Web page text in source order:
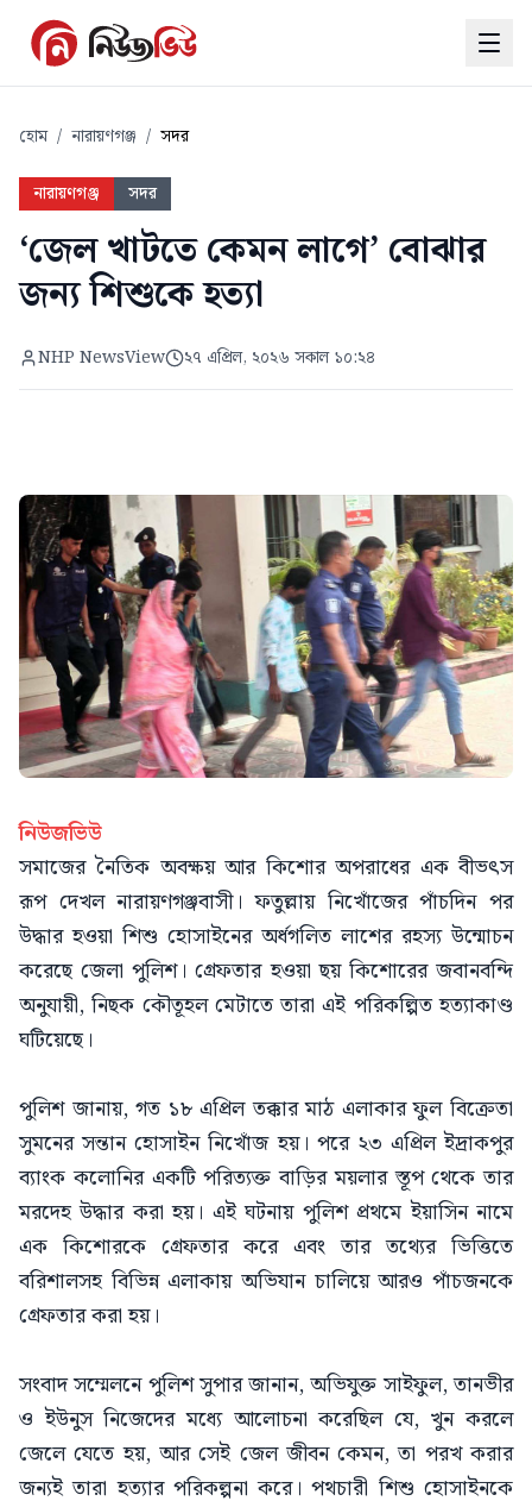
হোম / নারায়ণগঞ্জ / সদর
নারায়ণগঞ্জ সদর
‘জেল খাটতে কেমন লাগে’ বোঝার
জন্য শিশুকে হত্যা
NHP NewsView ২৭ এপ্রিল, ২০২৬ সকাল ১০:২৪
নিউজভিউ
সমাজের নৈতিক অবক্ষয় আর কিশোর অপরাধের এক বীভৎস
রূপ দেখল নারায়ণগঞ্জবাসী। ফতুল্লায় নিখোঁজের পাঁচদিন পর
উদ্ধার হওয়া শিশু হোসাইনের অর্ধগলিত লাশের রহস্য উন্মোচন
করেছে জেলা পুলিশ। গ্রেফতার হওয়া ছয় কিশোরের জবানবন্দি
অনুযায়ী, নিছক কৌতূহল মেটাতে তারা এই পরিকল্পিত হত্যাকাণ্ড
ঘটিয়েছে।
পুলিশ জানায়, গত ১৮ এপ্রিল তক্কার মাঠ এলাকার ফুল বিক্রেতা
সুমনের সন্তান হোসাইন নিখোঁজ হয়। পরে ২৩ এপ্রিল ইদ্রাকপুর
ব্যাংক কলোনির একটি পরিত্যক্ত বাড়ির ময়লার স্তূপ থেকে তার
মরদেহ উদ্ধার করা হয়। এই ঘটনায় পুলিশ প্রথমে ইয়াসিন নামে
এক কিশোরকে গ্রেফতার করে এবং তার তথ্যের ভিত্তিতে
বরিশালসহ বিভিন্ন এলাকায় অভিযান চালিয়ে আরও পাঁচজনকে
গ্রেফতার করা হয়।
সংবাদ সম্মেলনে পুলিশ সুপার জানান, অভিযুক্ত সাইফুল, তানভীর
ও ইউনুস নিজেদের মধ্যে আলোচনা করেছিল যে, খুন করলে
জেলে যেতে হয়, আর সেই জেল জীবন কেমন, তা পরখ করার
জন্যই তারা হত্যার পরিকল্পনা করে। পথচারী শিশু হোসাইনকে